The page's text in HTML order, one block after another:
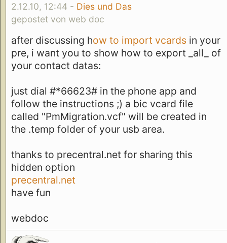
2.12.10, 12:44 - Dies und Das
gepostet von web doc
after discussing how to import vcards in your
pre, i want you to show how to export _all_ of
your contact datas:
just dial #*66623# in the phone app and
follow the instructions ;) a bic vcard file
called "PmMigration.vcf" will be created in
the .temp folder of your usb area.
thanks to precentral.net for sharing this
hidden option
precentral.net
have fun
webdoc